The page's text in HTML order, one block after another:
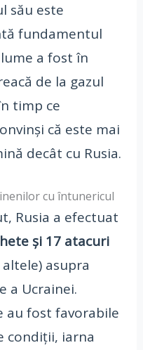
său este
fundamentul
a fost în
de la gazul
timp ce
că este mai
decât cu Rusia.
cu întunericul
Rusia a efectuat
și 17 atacuri
asupra
a Ucrainei.
au fost favorabile
condiții, iarna